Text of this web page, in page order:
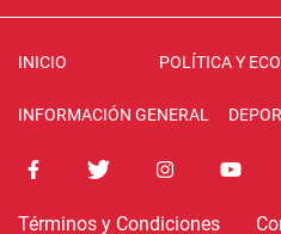
INICIO POLÍTICA Y
INFORMACIÓN GENERAL
Términos y Condiciones